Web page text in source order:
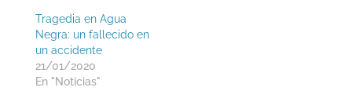
Tragedia en Agua
Negra: un fallecido en
un accidente
21/01/2020
En "Noticias"